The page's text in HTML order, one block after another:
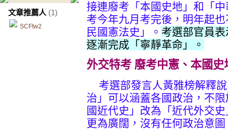
文章推薦人 (1)
SCFtw2
接連廢考「本國史地」和「
考今年九月考完後，明年起
民國憲法史」。 考選部官員
逐漸完成「寧靜革命」。
外交特考 廢考中憲、本國史
考選部發言人黃雅榜解釋
治」可以涵蓋各國政治，不
國近代史」改為「近代外交
更為廣闊，沒有任何政治意圖